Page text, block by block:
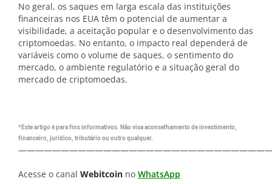
No geral, os saques em larga escala das instituições
financeiras nos EUA têm o potencial de aumentar a
visibilidade, a aceitação popular e o desenvolvimento das
criptomoedas. No entanto, o impacto real dependerá de
variáveis como o volume de saques, o sentimento do
mercado, o ambiente regulatório e a situação geral do
mercado de criptomoedas.
*Este artigo é para fins informativos. Não visa aconselhamento de investimento,
financeiro, jurídico, tributário ou outro qualquer.
Acesse o canal Webitcoin no WhatsApp